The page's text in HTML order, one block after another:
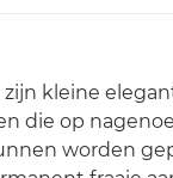
zijn kleine
die op
worden